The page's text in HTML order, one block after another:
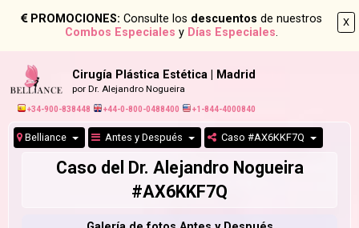
X
PROMOCIONES: Consulte los descuentos de nuestros
Combos Especiales y Días Especiales.
Cirugía Plástica Estética | Madrid
por Dr. Alejandro Nogueira
+34-900-838448 +44-0-800-0488400 +1-844-4000840
Belliance Antes y Después Caso #AX6KKF7Q
Caso del Dr. Alejandro Nogueira
#AX6KKF7Q